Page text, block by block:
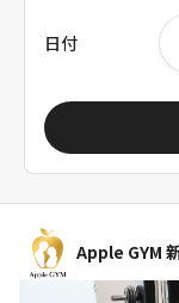
日付
Apple GYM